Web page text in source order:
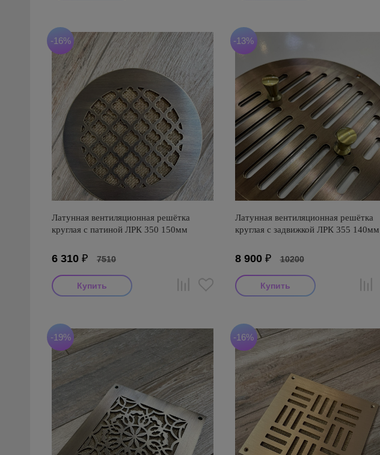
-16%
Латунная вентиляционная решётка
круглая с патиной ЛРК 350 150мм
6 310 ₽ 7510
-13%
Латунная вентиляционная решётка
круглая с задвижкой ЛРК 355 140мм
8 900₽ 10200
-19% -16%